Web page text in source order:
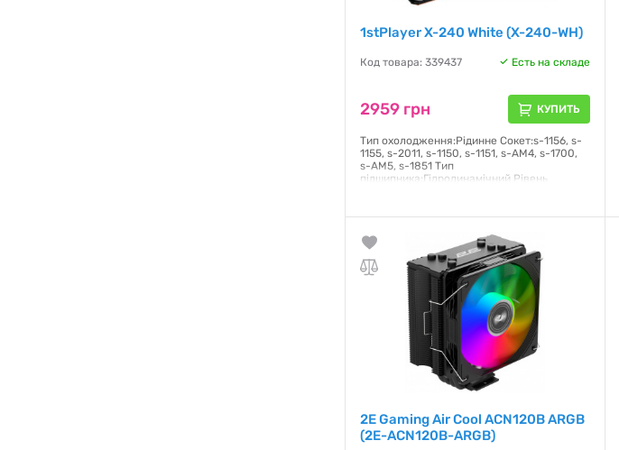
1stPlayer X-240 White (X-240-WH)
Код товара: 339437 Есть на складе
2959 грн КУПИТЬ
Тип охолодження:Рідинне Сокет:s-1156, s-
1155, s-2011, s-1150, s-1151, s-AM4, s-1700,
s-AM5, s-1851 Тип
підшипника:Гідродинамічний Рівень
Гарантия:24 месяца
2E Gaming Air Cool ACN120B ARGB
(2E-ACN120B-ARGB)